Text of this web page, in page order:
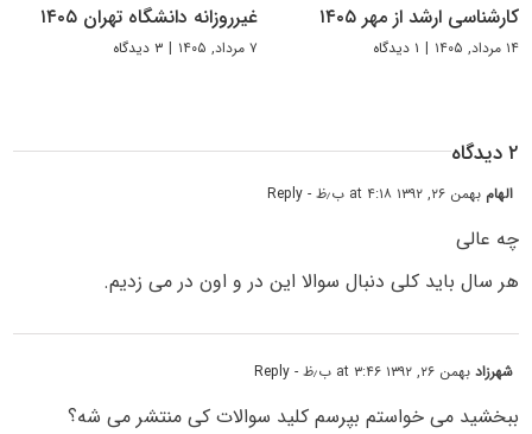
کارشناسی ارشد از مهر ۱۴۰۵
۱۴ مرداد, ۱۴۰۵ | ۱ دیدگاه
غیرروزانه دانشگاه تهران ۱۴۰۵
۷ مرداد, ۱۴۰۵ | ۳ دیدگاه
۲ دیدگاه
الهام بهمن ۲۶, ۱۳۹۲ at ۴:۱۸ ب٫ظ - Reply
چه عالی
هر سال باید کلی دنبال سوالا این در و اون در می زدیم.
شهرزادبهمن ۲۶, ۱۳۹۲ at ۳:۴۶ ب٫ظ - Reply
ببخشید می خواستم بپرسم کلید سوالات کی منتشر می شه؟